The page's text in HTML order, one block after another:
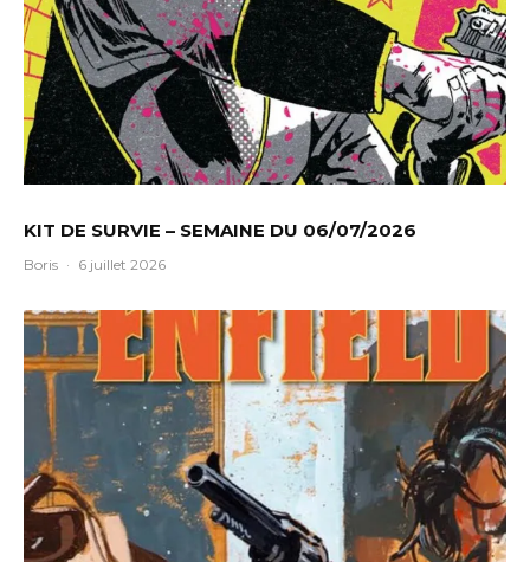
KIT DE SURVIE – SEMAINE DU 06/07/2026
Boris · 6 juillet 2026